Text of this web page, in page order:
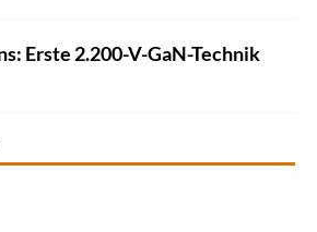
Erste 2.200-V-GaN-Technik